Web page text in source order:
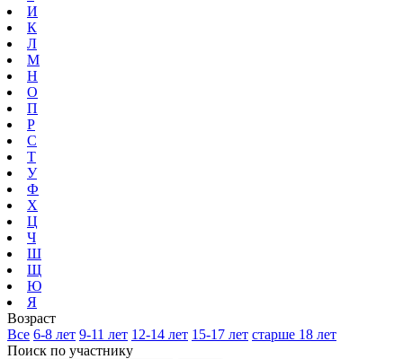
И
К
Л
М
Н
О
П
Р
С
Т
У
Ф
Х
Ц
Ч
Ш
Щ
Ю
Я
Возраст
Все 6-8 лет 9-11 лет 12-14 лет 15-17 лет старше 18 лет
Поиск по участнику